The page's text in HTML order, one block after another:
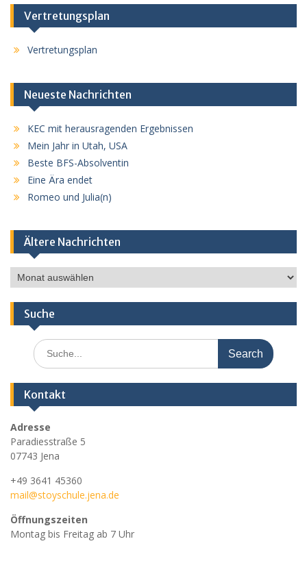
Vertretungsplan
Vertretungsplan
Neueste Nachrichten
KEC mit herausragenden Ergebnissen
Mein Jahr in Utah, USA
Beste BFS-Absolventin
Eine Ära endet
Romeo und Julia(n)
Ältere Nachrichten
Ältere
Nachrichten
Suche
Search
for:
Kontakt
Adresse
Paradiesstraße 5
07743 Jena
+49 3641 45360
mail@stoyschule.jena.de
Öffnungszeiten
Montag bis Freitag ab 7 Uhr